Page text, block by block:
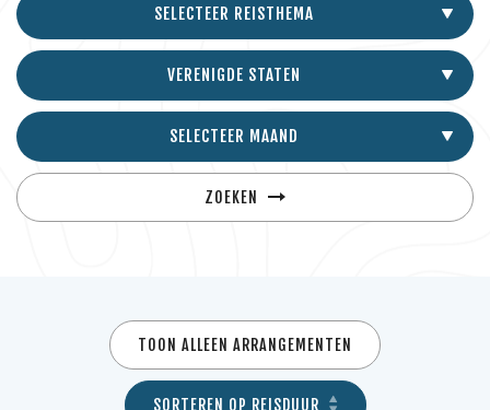
SELECTEER REISTHEMA
VERENIGDE STATEN
SELECTEER MAAND
ZOEKEN
TOON ALLEEN ARRANGEMENTEN
SORTEREN OP REISDUUR